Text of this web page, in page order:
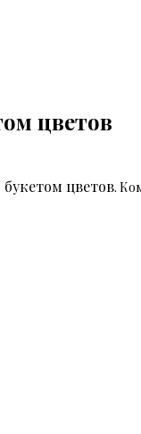
цветов
букетом цветов.